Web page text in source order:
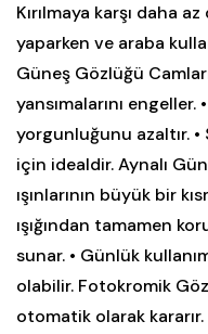
Kırılmaya karşı daha
yaparken ve araba
Güneş Gözlüğü Camları
yansımalarını engeller.
yorgunluğunu azaltır. •
için idealdir. Aynalı
ışınlarının büyük bir
ışığından tamamen
sunar. • Günlük
olabilir. Fotokromik
otomatik olarak kararır.